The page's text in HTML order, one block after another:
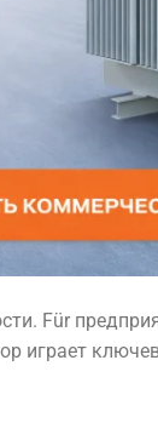
Für
играет